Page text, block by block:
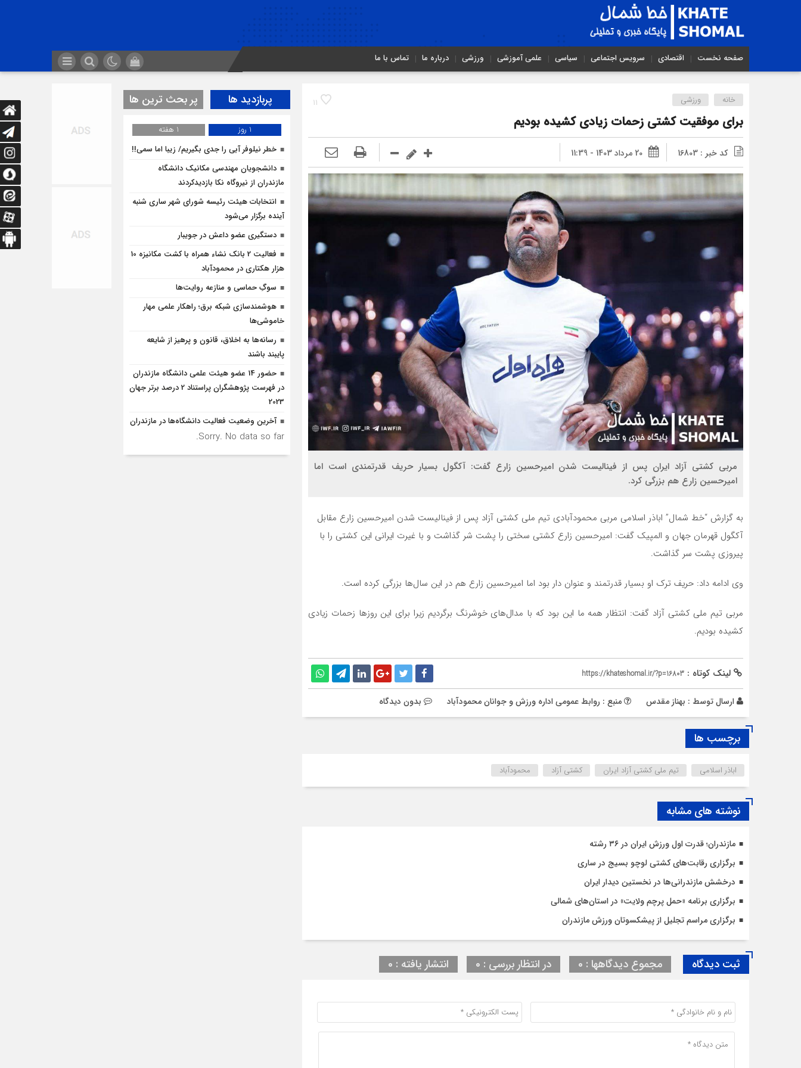
صفحه نخست اقتصادی سرویس اجتماعی سیاسی علمی آموزشی ورزشی درباره ما تماس با ما
11 خانه ورزشی
برای موفقیت کشتی زحمات زیادی کشیده بودیم
کد خبر : 16803 20 مرداد 1403 - 11:39
مربی کشتی آزاد ایران پس از فینالیست شدن امیرحسین زارع گفت: آکگول بسیار حریف قدرتمندی است اما
امیرحسین زارع هم بزرگی کرد.
به گزارش “خط شمال” اباذر اسلامی مربی محمودآبادی تیم ملی کشتی آزاد پس از فینالیست شدن امیرحسین زارع مقابل
آکگول قهرمان جهان و المپیک گفت: امیرحسین زارع کشتی سختی را پشت شر گذاشت و با غیرت ایرانی این کشتی را با
پیروزی پشت سر گذاشت.
وی ادامه داد: حریف ترک او بسیار قدرتمند و عنوان دار بود اما امیرحسین زارع هم در این سال‌ها بزرگی کرده است.
مربی تیم ملی کشتی آزاد گفت: انتظار همه ما این بود که با مدال‌های خوشرنگ برگردیم زیرا برای این روزها زحمات زیادی
کشیده بودیم.
لینک کوتاه : https://khateshomal.ir/?p=16803
ارسال توسط : بهناز مقدس منبع : روابط عمومی اداره ورزش و جوانان محمودآباد بدون دیدگاه
برچسب ها
اباذر اسلامی تیم ملی کشتی آزاد ایران کشتی آزاد محمودآباد
نوشته های مشابه
مازندران؛ قدرت اول ورزش ایران در ۳۶ رشته
برگزاری رقابت‌های کشتی لوچو بسیج در ساری
درخشش مازندرانی‌ها در نخستین دیدار ایران
برگزاری برنامه «حمل پرچم ولایت» در استان‌های شمالی
برگزاری مراسم تجلیل از پیشکسوتان ورزش مازندران
ثبت دیدگاه مجموع دیدگاهها : 0 در انتظار بررسی : 0 انتشار یافته : 0
پربازدید ها پر بحث ترین ها
1 روز
1 هفته
خطر نیلوفر آبی را جدی بگیریم/ زیبا اما سمی!!
دانشجویان مهندسی مکانیک دانشگاه
مازندران از نيروگاه نکا بازديدكردند
انتخابات هیئت رئیسه شورای شهر ساری شنبه
آینده برگزار می‌شود
دستگیری عضو داعش در جویبار
فعالیت 2 بانک نشاء همراه با کشت مکانیزه 10
هزار هکتاری در محمودآباد
سوگِ حماسی و منازعه روایت‌ها
هوشمندسازی شبکه برق؛ راهکار علمی مهار
خاموشی‌ها
رسانه‌ها به اخلاق، قانون و پرهیز از شایعه
پایبند باشند
حضور 14 عضو هیئت علمی دانشگاه مازندران
در فهرست پژوهشگران پراستناد 2 درصد برتر جهان
2023
آخرین وضعیت فعالیت دانشگاه‌ها در مازندران
Sorry. No data so far.